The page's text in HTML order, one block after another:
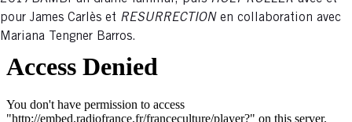
pour James Carlès et RESURRECTION en collaboration avec
Mariana Tengner Barros.